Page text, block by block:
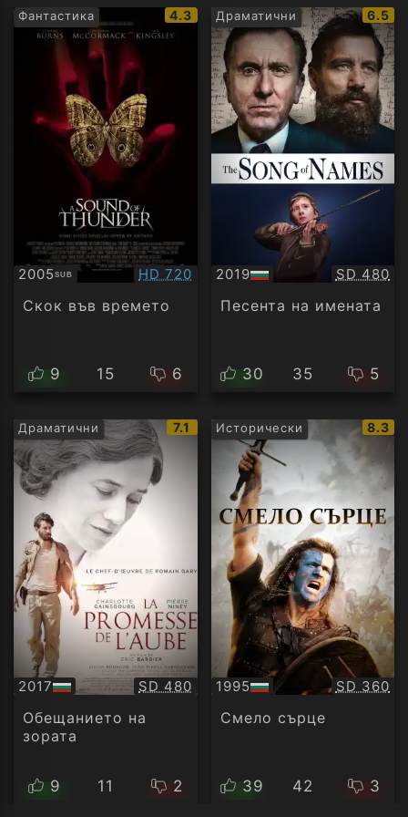
Фантастика
IMDb
рейтинг:
4.3
2005SUB
Субтитри Качество:
HD 720
Скок във времето
9 15 6
Драматични
IMDb
6.5
2019
БГ
аудио
SD 480
Песента на имената
30 35 5
Драматични
IMDb
рейтинг:
7.1
2017
БГ
аудио
Качество:
SD 480
Обещанието на
зората
9 11 2
Исторически
IMDb
8.3
1995
БГ
аудио
SD 360
Смело сърце
39 42 3